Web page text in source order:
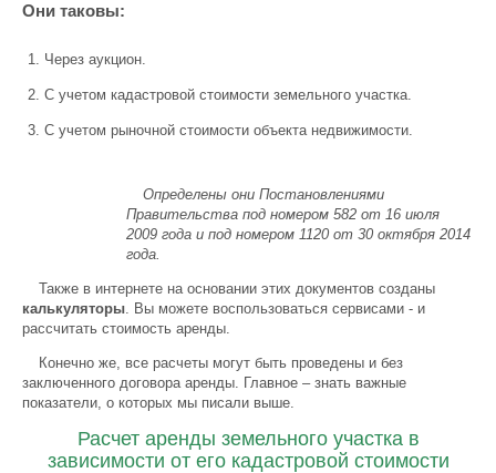
Они таковы:
Через аукцион.
С учетом кадастровой стоимости земельного участка.
С учетом рыночной стоимости объекта недвижимости.
Определены они Постановлениями
Правительства под номером 582 от 16 июля
2009 года и под номером 1120 от 30 октября 2014
года.
Также в интернете на основании этих документов созданы
калькуляторы. Вы можете воспользоваться сервисами - и
рассчитать стоимость аренды.
Конечно же, все расчеты могут быть проведены и без
заключенного договора аренды. Главное – знать важные
показатели, о которых мы писали выше.
Расчет аренды земельного участка в
зависимости от его кадастровой стоимости